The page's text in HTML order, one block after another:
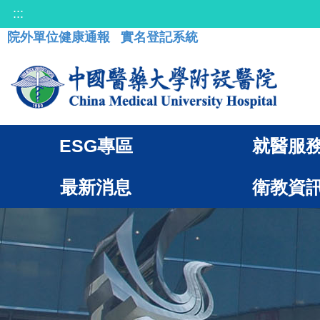
:::
院外單位健康通報
實名登記系統
ESG專區 就醫服
最新消息 衛教資